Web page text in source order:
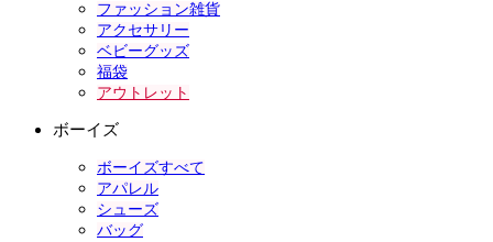
ファッション雑貨
アクセサリー
ベビーグッズ
福袋
アウトレット
ボーイズ
ボーイズすべて
アパレル
シューズ
バッグ